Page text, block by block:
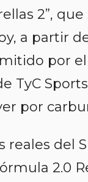
2”,
a partir
por
TyC
por
reales del
2.0